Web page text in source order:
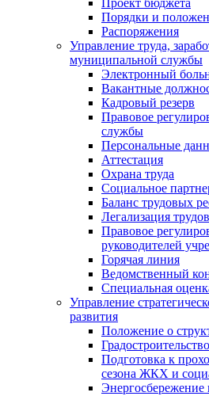
Проект бюджета
Порядки и
Распоряжения
Управление труда,
муниципальной службы
Электронный
Вакантные
Кадровый резерв
Правовое
службы
Персональные
Аттестация
Охрана труда
Социальное
Баланс трудовых
Легализация
Правовое
руководителей
Горячая линия
Ведомственный
Специальная
Управление
развития
Положение о
Градостроительство
Подготовка к
сезона ЖКХ и